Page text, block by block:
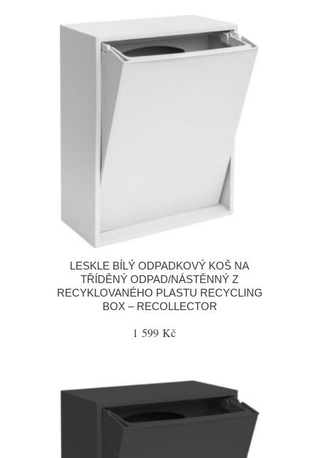
LESKLE BÍLÝ ODPADKOVÝ KOŠ NA
TŘÍDĚNÝ ODPAD/NÁSTĚNNÝ Z
RECYKLOVANÉHO PLASTU RECYCLING
BOX – RECOLLECTOR
1 599 Kč